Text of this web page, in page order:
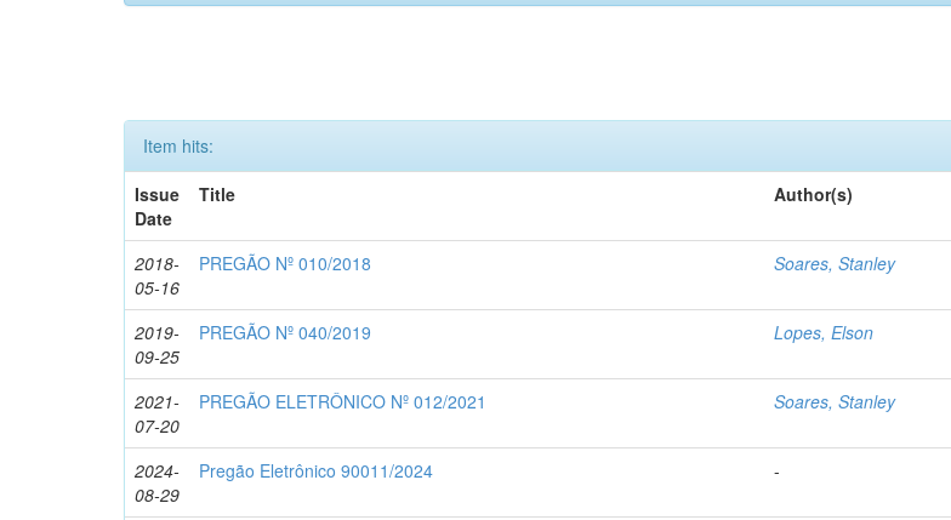
Item hits:
Issue
Date
Title Author(s)
2018-
05-16
PREGÃO Nº 010/2018 Soares, Stanley
2019-
09-25
PREGÃO Nº 040/2019 Lopes, Elson
2021-
07-20
PREGÃO ELETRÔNICO Nº 012/2021 Soares, Stanley
2024-
08-29
Pregão Eletrônico 90011/2024 -